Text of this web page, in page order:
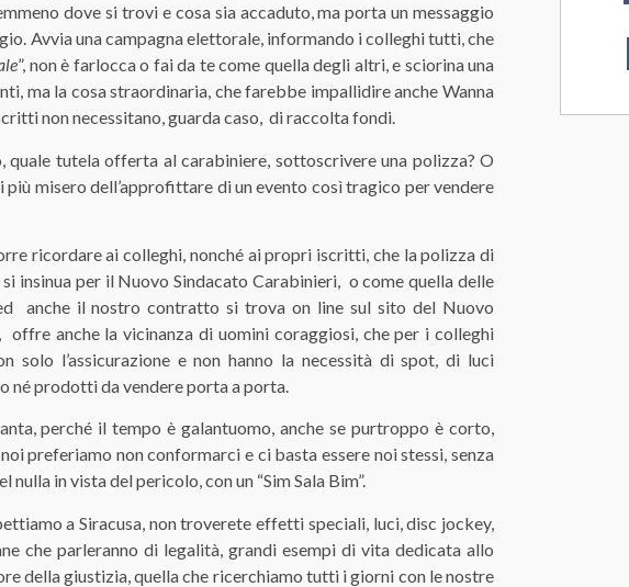
dove si trovi e cosa sia accaduto, ma porta un messaggio
Avvia una campagna elettorale, informando i colleghi tutti, che
”, non è farlocca o fai da te come quella degli altri, e sciorina una
ma la cosa straordinaria, che farebbe impallidire anche Wanna
non necessitano, guarda caso, di raccolta fondi.
quale tutela offerta al carabiniere, sottoscrivere una polizza? O
più misero dell’approfittare di un evento così tragico per vendere
ricordare ai colleghi, nonché ai propri iscritti, che la polizza di
insinua per il Nuovo Sindacato Carabinieri, o come quella delle
anche il nostro contratto si trova on line sul sito del Nuovo
offre anche la vicinanza di uomini coraggiosi, che per i colleghi
l’assicurazione e non hanno la necessità di spot, di luci
né prodotti da vendere porta a porta.
perché il tempo è galantuomo, anche se purtroppo è corto,
preferiamo non conformarci e ci basta essere noi stessi, senza
in vista del pericolo, con un “Sim Sala Bim”.
a Siracusa, non troverete effetti speciali, luci, disc jockey,
che parleranno di legalità, grandi esempi di vita dedicata allo
della giustizia, quella che ricerchiamo tutti i giorni con le nostre